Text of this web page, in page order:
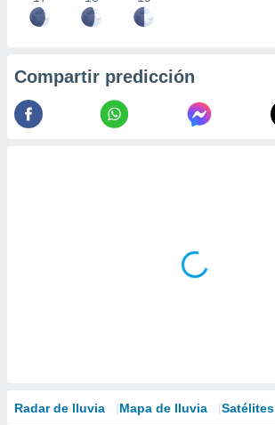
Compartir predicción
Radar de lluvia Mapa de lluvia Satélites